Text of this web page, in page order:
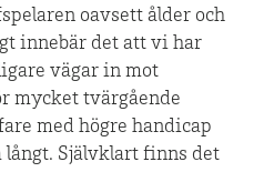
oavsett ålder och
innebär det att vi har
vägar in mot
mycket tvärgående
med högre handicap
långt. Självklart finns det